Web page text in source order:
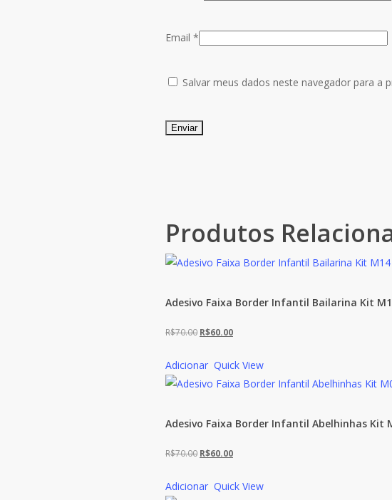
Email *
Salvar meus dados neste navegador para a
Produtos
Adesivo Faixa Border Infantil Bailarina Kit
R$70.00 O
original
era:
R$60.00O
atual
é:
Adicionar Quick View
Adesivo Faixa Border Infantil Abelhinhas Kit
R$70.00 O
original
R$60.00O
atual
Adicionar Quick View